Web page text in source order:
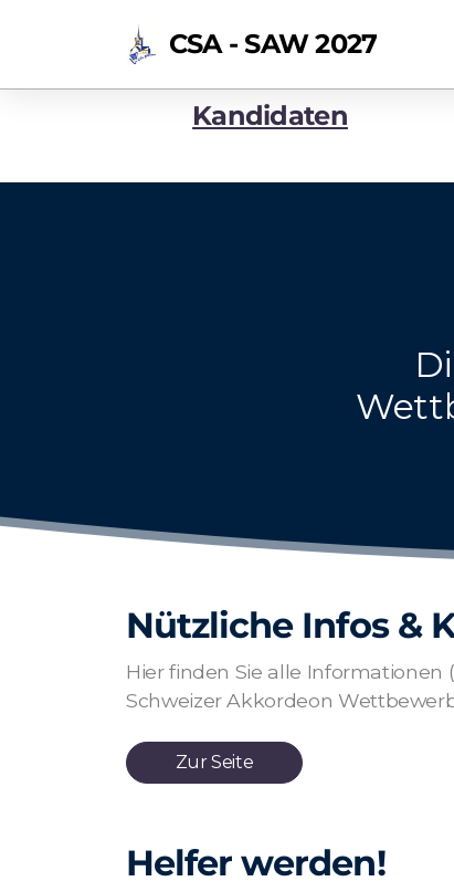
CSA - SAW 2027
Kandidaten
Nützliche Infos &
Hier finden Sie alle Informationen
Schweizer Akkordeon
Zur Seite
Helfer werden!